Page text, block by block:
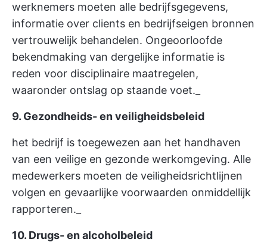
werknemers moeten alle bedrijfsgegevens,
informatie over clients en bedrijfseigen bronnen
vertrouwelijk behandelen. Ongeoorloofde
bekendmaking van dergelijke informatie is
reden voor disciplinaire maatregelen,
waaronder ontslag op staande voet._
9. Gezondheids- en veiligheidsbeleid
het bedrijf is toegewezen aan het handhaven
van een veilige en gezonde werkomgeving. Alle
medewerkers moeten de veiligheidsrichtlijnen
volgen en gevaarlijke voorwaarden onmiddellijk
rapporteren._
10. Drugs- en alcoholbeleid